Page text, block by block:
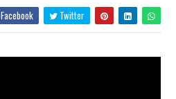
Facebook Twitter